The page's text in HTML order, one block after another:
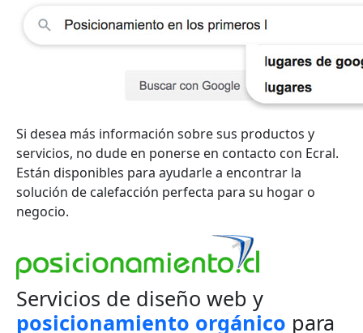
Si desea más información sobre sus productos y
servicios, no dude en ponerse en contacto con Ecral.
Están disponibles para ayudarle a encontrar la
solución de calefacción perfecta para su hogar o
negocio.
Servicios de diseño web y
posicionamiento orgánico para